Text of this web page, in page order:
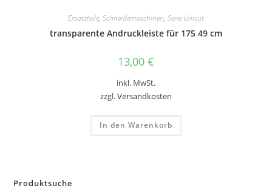
Ersatzteile, Schneidemaschinen, Serie Unicut
transparente Andruckleiste für 175 49 cm
13,00 €
inkl. MwSt.
zzgl.Versandkosten
In den Warenkorb
Produktsuche